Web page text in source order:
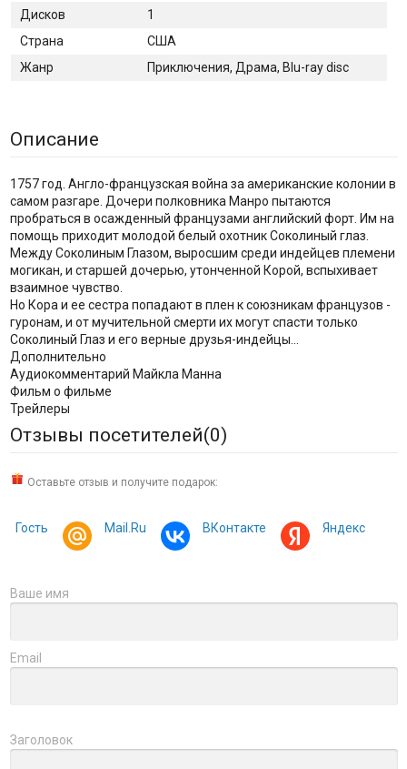
Дисков
1
Страна
США
Жанр
Приключения, Драма, Blu-ray disc
Описание
1757 год. Англо-французская война за американские колонии в
самом разгаре. Дочери полковника Манро пытаются
пробраться в осажденный французами английский форт. Им на
помощь приходит молодой белый охотник Соколиный глаз.
Между Соколиным Глазом, выросшим среди индейцев племени
могикан, и старшей дочерью, утонченной Корой, вспыхивает
взаимное чувство.
Но Кора и ее сестра попадают в плен к союзникам французов -
гуронам, и от мучительной смерти их могут спасти только
Соколиный Глаз и его верные друзья-индейцы...
Дополнительно
Аудиокомментарий Майкла Манна
Фильм о фильме
Трейлеры
Отзывы посетителей(0)
Оставьте отзыв и получите подарок:
Гость Mail.Ru ВКонтакте Яндекс
Ваше имя
Email
Заголовок